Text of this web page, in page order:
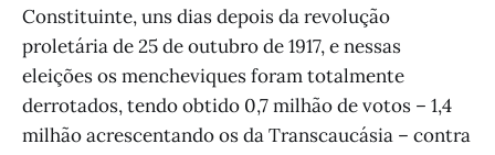
Constituinte, uns dias depois da revolução
proletária de 25 de outubro de 1917, e nessas
eleições os mencheviques foram totalmente
derrotados, tendo obtido 0,7 milhão de votos – 1,4
milhão acrescentando os da Transcaucásia – contra